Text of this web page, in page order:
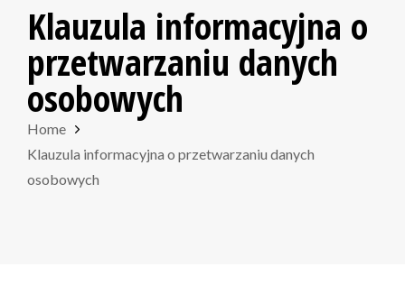
Klauzula informacyjna o
przetwarzaniu danych
osobowych
Home
Klauzula informacyjna o przetwarzaniu danych
osobowych